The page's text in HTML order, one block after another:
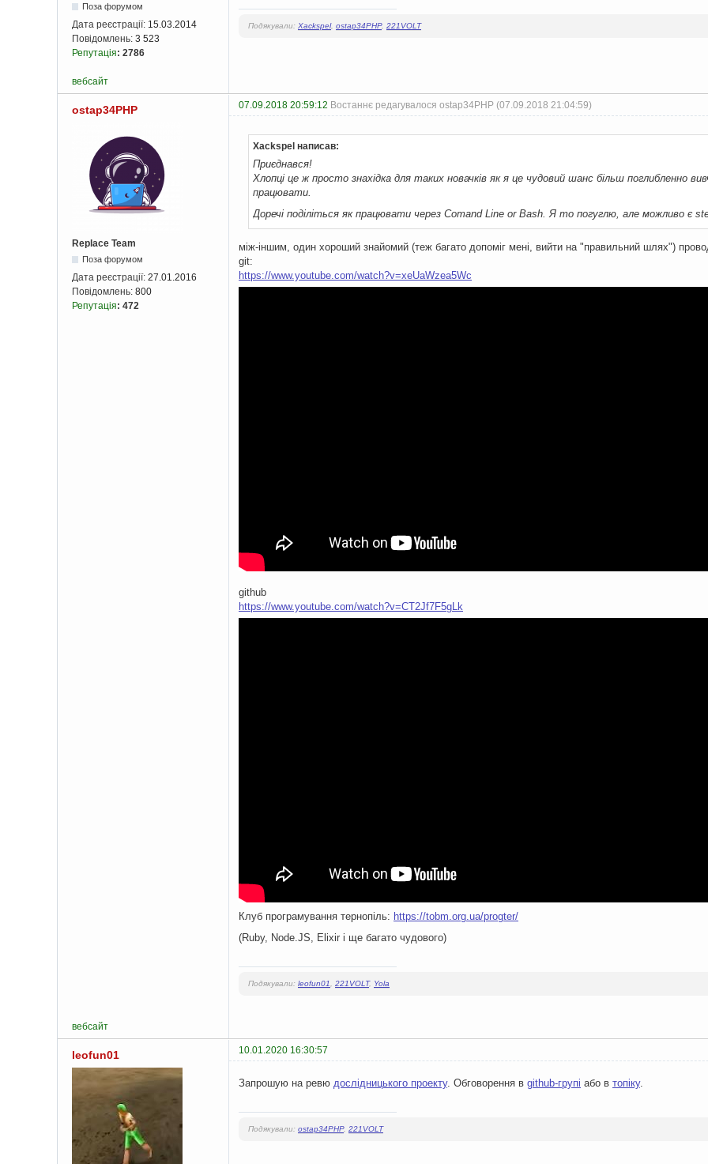
Поза форумом
Дата реєстрації: 15.03.2014
Повідомлень: 3 523
Репутація: 2786
Подякували: Xackspel, ostap34PHP, 221VOLT
вебсайт
ostap34PHP 07.09.2018 20:59:12 Востаннє редагувалося ostap34PHP (07.09.2018 21:04:59)
Replace Team
Поза форумом
Дата реєстрації: 27.01.2016
Повідомлень: 800
Репутація: 472
Xackspel написав:
Приєднався!
Хлопці це ж просто знахідка для таких новачків як я це чудовий шанс більш поглибленно
працювати.
Доречі поділіться як працювати через Comand Line or Bash. Я то погуглю, але можливо є
між-іншим, один хороший знайомий (теж багато допоміг мені, вийти на "правильний шлях")
git:
https://www.youtube.com/watch?v=xeUaWzea5Wc
github
https://www.youtube.com/watch?v=CT2Jf7F5gLk
Клуб програмування тернопіль: https://tobm.org.ua/progter/
(Ruby, Node.JS, Elixir і ще багато чудового)
Подякували: leofun01 221VOLT, Yola
вебсайт
leofun01 10.01.2020 16:30:57
Запрошую на ревю дослідницького проекту. Обговорення в github-групі або в топіку.
Подякували: ostap34PHP, 221VOLT